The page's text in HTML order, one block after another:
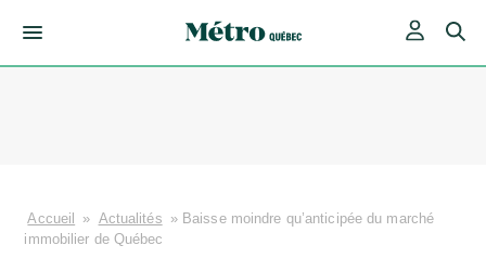
Accueil » Actualités » Baisse moindre qu’anticipée du marché
immobilier de Québec